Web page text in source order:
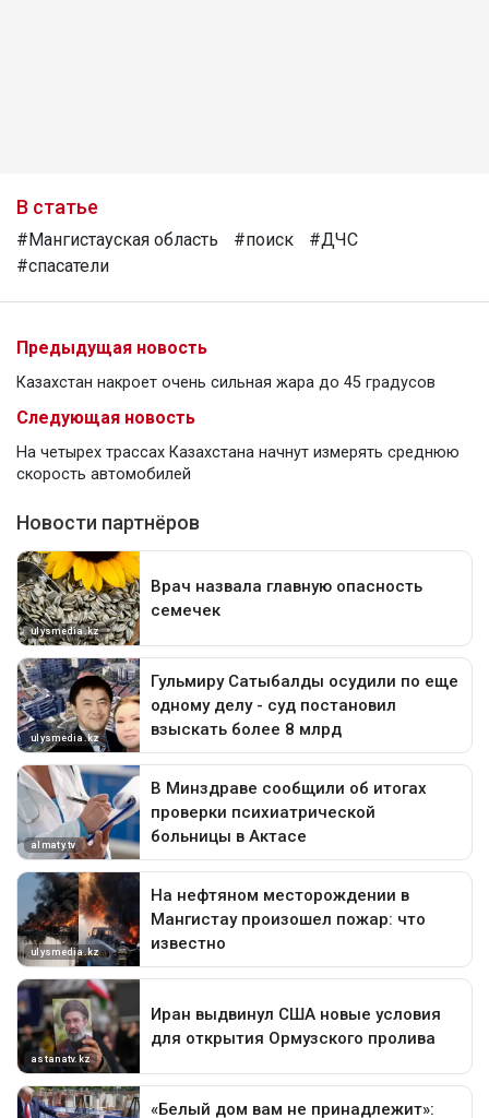
В статье
#Мангистауская область #поиск
#ДЧС
#спасатели
Предыдущая новость
Казахстан накроет очень сильная жара до 45 градусов
Следующая новость
На четырех трассах Казахстана начнут измерять среднюю
скорость автомобилей